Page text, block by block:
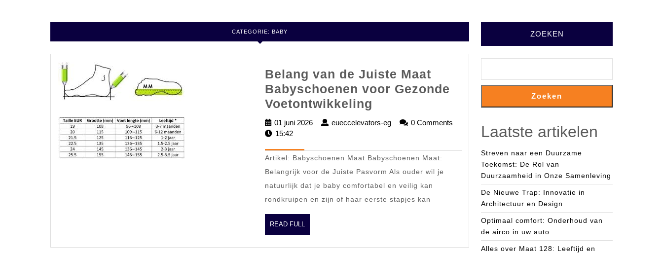
CATEGORIE: BABY
Belang van de Juiste Maat
Babyschoenen voor Gezonde
Voetontwikkeling
van
Juiste
Maat
Babyschoenen
voor
Gezonde
01 juni 2026
01
eueccelevators-eg
eueccelevators-
0 Comments
15:42
Artikel: Babyschoenen Maat Babyschoenen Maat:
Belangrijk voor de Juiste Pasvorm Als ouder wil je
natuurlijk dat je baby comfortabel en veilig kan
rondkruipen en zijn of haar eerste stapjes kan
READ FULL
FULL
ZOEKEN
Zoeken
Laatste artikelen
Streven naar een Duurzame
Toekomst: De Rol van
Duurzaamheid in Onze Samenleving
De Nieuwe Trap: Innovatie in
Architectuur en Design
Optimaal comfort: Onderhoud van
de airco in uw auto
Alles over Maat 128: Leeftijd en